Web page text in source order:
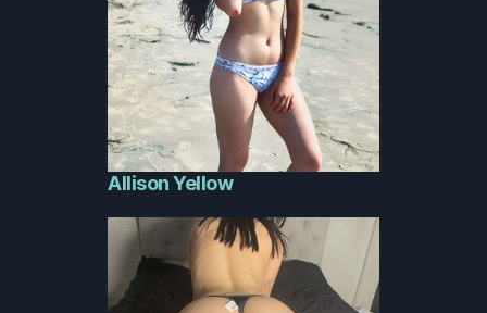
Allison Yellow